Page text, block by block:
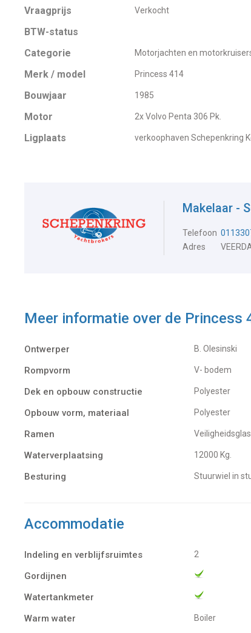
Vraagprijs Verkocht
BTW-status
Categorie
Motorjachten en
Merk / model Princess 414
Bouwjaar 1985
Motor 2x Volvo Penta 306 Pk.
Ligplaats verkoophaven Schepenkring
Makelaar -
Telefoon
Adres
Meer informatie over de Princess
Ontwerper B. Olesinski
Rompvorm V- bodem
Dek en opbouw constructie Polyester
Opbouw vorm, materiaal Polyester
Ramen
Waterverplaatsing 12000 Kg.
Besturing Stuurwiel in
Accommodatie
Indeling en verblijfsruimtes 2
Gordijnen
Watertankmeter
Warm water
Boiler